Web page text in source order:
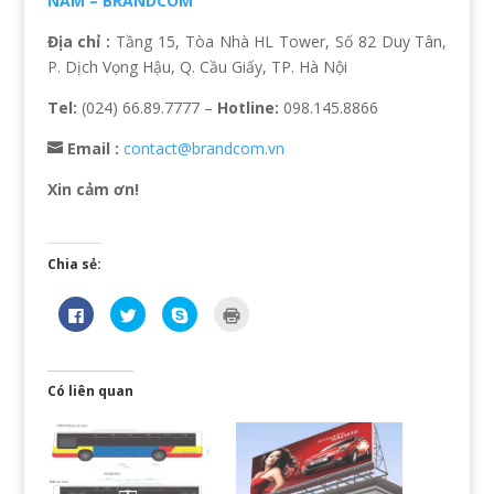
Địa chỉ : Tầng 15, Tòa Nhà HL Tower, Số 82 Duy Tân,
P. Dịch Vọng Hậu, Q. Cầu Giấy, TP. Hà Nội
Tel: (024) 66.89.7777 – Hotline: 098.145.8866
Email : contact@brandcom.vn
Xin cảm ơn!
Chia sẻ:
N
h
à
o
i
a
s
t
B
ấ
s
ẻ
t
ê
C
l
a
r
e
n
Có liên quan